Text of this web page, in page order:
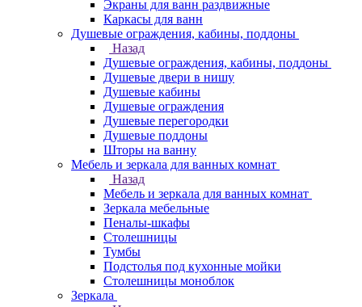
Экраны для ванн раздвижные
Каркасы для ванн
Душевые ограждения, кабины, поддоны
Назад
Душевые ограждения, кабины, поддоны
Душевые двери в нишу
Душевые кабины
Душевые ограждения
Душевые перегородки
Душевые поддоны
Шторы на ванну
Мебель и зеркала для ванных комнат
Назад
Мебель и зеркала для ванных комнат
Зеркала мебельные
Пеналы-шкафы
Столешницы
Тумбы
Подстолья под кухонные мойки
Столешницы моноблок
Зеркала